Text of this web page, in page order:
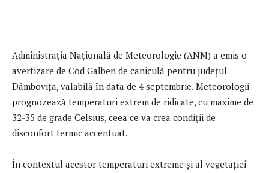
Administrația Națională de Meteorologie (ANM) a emis o
avertizare de Cod Galben de caniculă pentru județul
Dâmbovița, valabilă în data de 4 septembrie. Meteorologii
prognozează temperaturi extrem de ridicate, cu maxime de
32-35 de grade Celsius, ceea ce va crea condiții de
disconfort termic accentuat.
În contextul acestor temperaturi extreme și al vegetației